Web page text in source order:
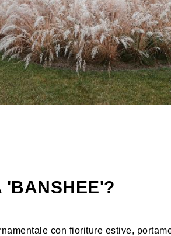
'BANSHEE'?
con fioriture estive,